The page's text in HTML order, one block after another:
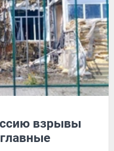
взрывы